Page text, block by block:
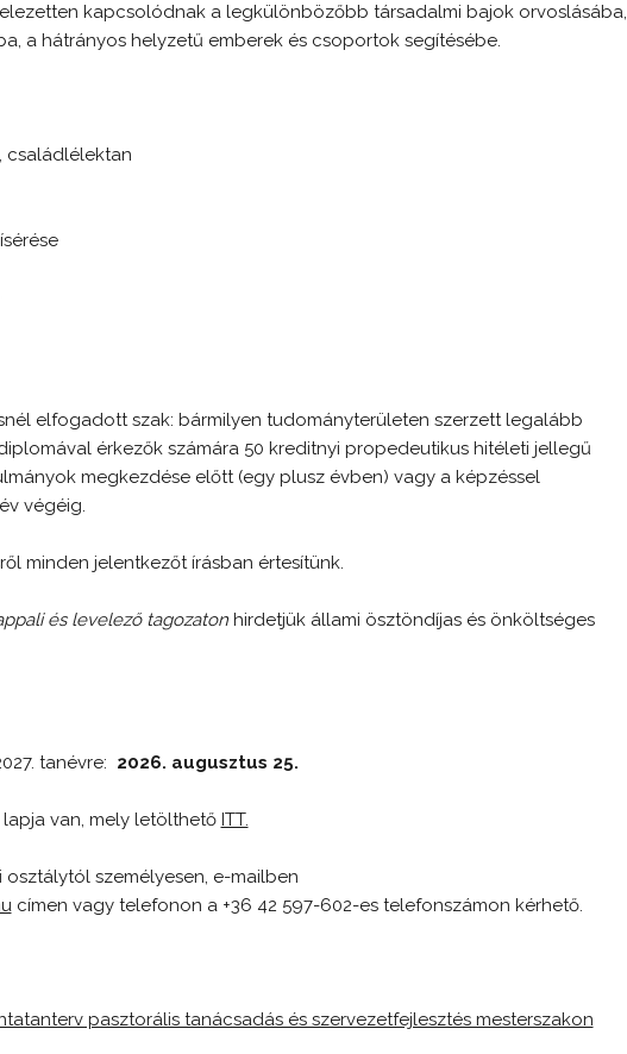
kapcsolódnak a legkülönbözőbb társadalmi bajok orvoslásába,
a hátrányos helyzetű emberek és csoportok segítésébe.
családlélektan
elfogadott szak: bármilyen tudományterületen szerzett legalább
érkezők számára 50 kreditnyi propedeutikus hitéleti jellegű
megkezdése előtt (egy plusz évben) vagy a képzéssel
végéig.
minden jelentkezőt írásban értesítünk.
és levelező tagozatonhirdetjük állami ösztöndíjas és önköltséges
tanévre: 2026. augusztus 25.
van, mely letölthető ITT.
személyesen, e-mailben
címen vagy telefonon a +36 42 597-602-es telefonszámon kérhető.
pasztorális tanácsadás és szervezetfejlesztés mesterszakon